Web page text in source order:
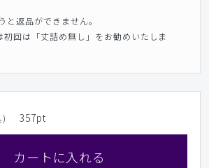
返品ができません。
回は「丈詰め無し」をお勧めいたしま
357pt
カートに入れる